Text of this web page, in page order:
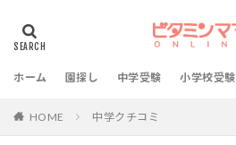
ホーム 園探し 中学受験 小学校受験
HOME 中学クチコミ